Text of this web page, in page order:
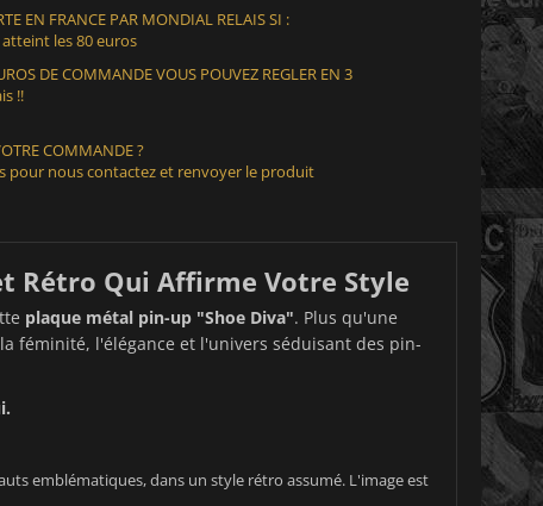
EN FRANCE PAR MONDIAL RELAIS SI :
les 80 euros
DE COMMANDE VOUS POUVEZ REGLER EN 3
!!
COMMANDE ?
pour nous contactez et renvoyer le produit
Rétro Qui Affirme Votre Style
plaque métal pin-up "Shoe Diva". Plus qu'une
féminité, l'élégance et l'univers séduisant des pin-
emblématiques, dans un style rétro assumé. L'image est